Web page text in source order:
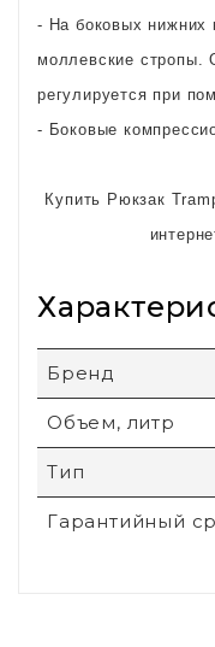
- На боковых нижних
моллевские стропы.
регулируется при
- Боковые
Купить Рюкзак
Бренд
Объем, литр
Тип
Гарантийный